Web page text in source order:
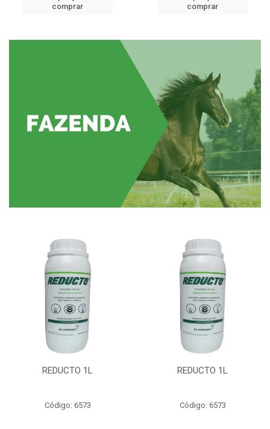
comprar
comprar
REDUCTO 1L
Código: 6573
REDUCTO 1L
Código: 6573